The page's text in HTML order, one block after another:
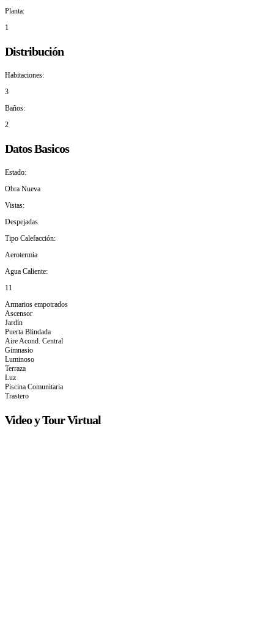
Planta:
1
Distribución
Habitaciones:
3
Baños:
2
Datos Basicos
Estado:
Obra Nueva
Vistas:
Despejadas
Tipo Calefacción:
Aerotermia
Agua Caliente:
11
Armarios empotrados
Ascensor
Jardín
Puerta Blindada
Aire Acond. Central
Gimnasio
Luminoso
Terraza
Luz
Piscina Comunitaria
Trastero
Video y Tour Virtual